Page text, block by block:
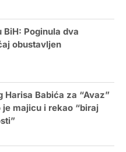
Poginula dva
obustavljen
Harisa Babića za “Avaz”
majicu i rekao “biraj